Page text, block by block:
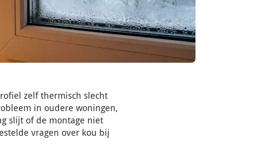
zelf thermisch slecht
in oudere woningen,
slijt of de montage niet
vragen over kou bij